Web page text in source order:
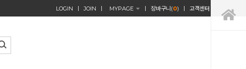
LOGIN JOIN MYPAGE 장바구니(0) 고객센터